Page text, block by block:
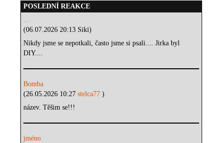
POSLEDNÍ REAKCE
...
(06.07.2026 20:13 Siki)
Nikdy jsme se nepotkali, často jsme si psali.... Jirka byl
DIY....
Bomba
(26.05.2026 10:27stelca77)
název. Těšim se!!!
jméno